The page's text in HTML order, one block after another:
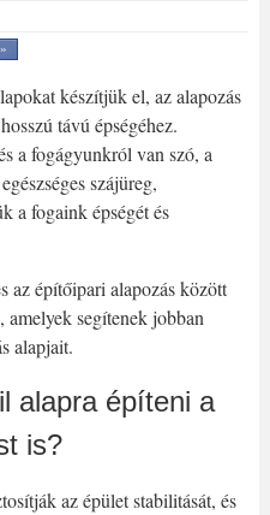
készítjük el, az alapozás
távú épségéhez.
a fogágyunkról van szó, a
szájüreg,
a fogaink épségét és
az építőipari alapozás között
amelyek segítenek jobban
alapjait.
alapra építeni a
is?
az épület stabilitását, és